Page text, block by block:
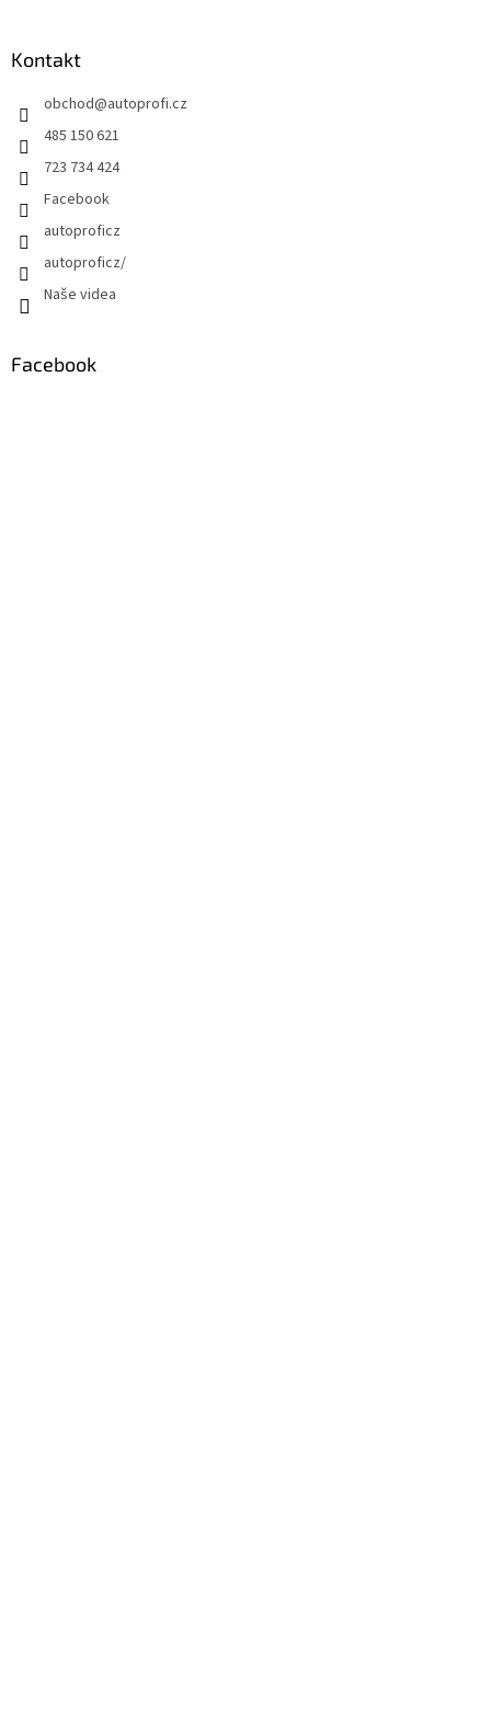
Kontakt
obchod@autoprofi.cz
485 150 621
723 734 424
Facebook
autoproficz
autoproficz/
Naše videa
Facebook